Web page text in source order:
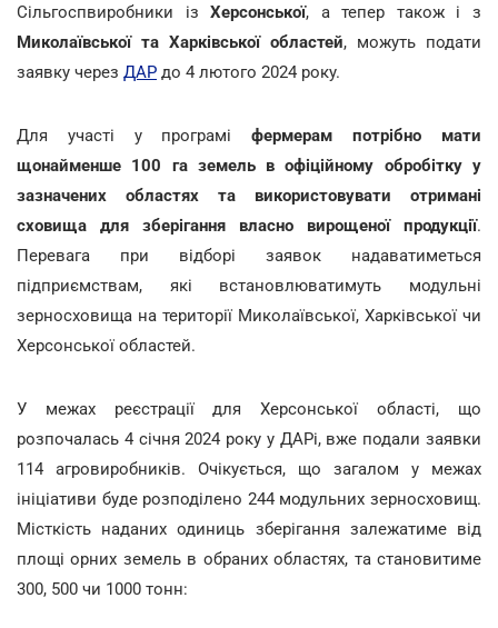
Сільгоспвиробники ізХерсонської, а тепер також і з
Миколаївської та Харківської областей, можуть подати
заявку через ДАР до 4 лютого 2024 року.
Для участі у програміфермерам потрібно мати
щонайменше 100 га земель в офіційному обробітку у
зазначених областях та використовувати отримані
сховища для зберігання власно вирощеної продукції.
Перевага при відборі заявок надаватиметься
підприємствам, які встановлюватимуть модульні
зерносховища на території Миколаївської, Харківської чи
Херсонської областей.
У межах реєстрації для Херсонської області, що
розпочалась 4 січня 2024 року у ДАРі, вже подали заявки
114 агровиробників. Очікується, що загалом у межах
ініціативи буде розподілено 244 модульних зерносховищ.
Місткість наданих одиниць зберігання залежатиме від
площі орних земель в обраних областях, та становитиме
300, 500 чи 1000 тонн: